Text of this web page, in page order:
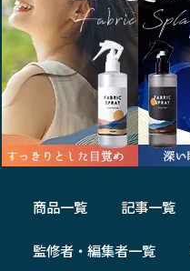
商品一覧 記事一覧
監修者・編集者一覧